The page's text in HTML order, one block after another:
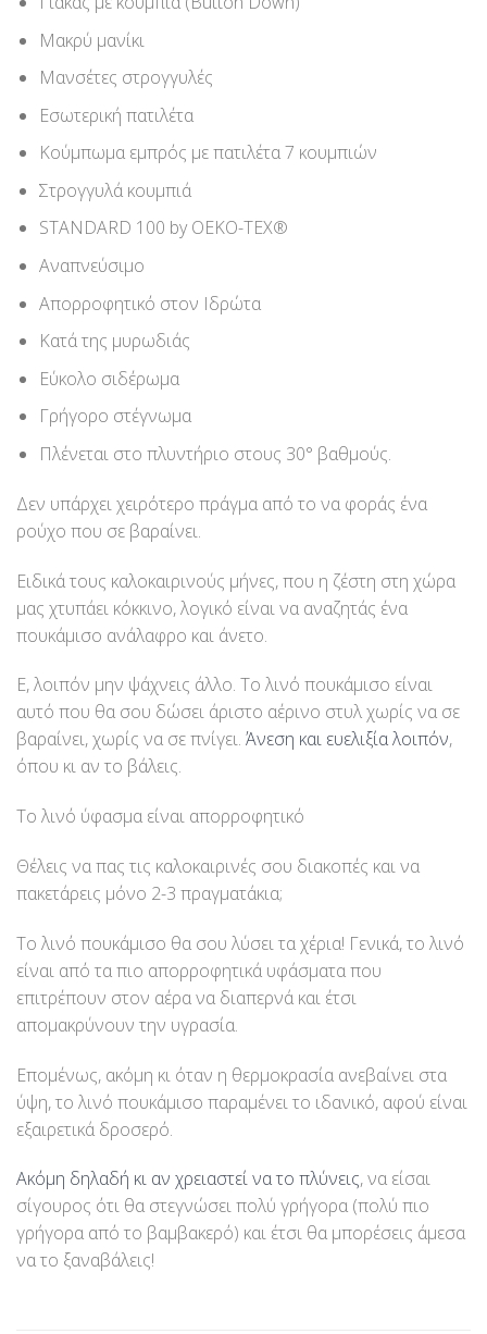
Μακρύ μανίκι
Μανσέτες στρογγυλές
Εσωτερική πατιλέτα
Κούμπωμα εμπρός με πατιλέτα 7 κουμπιών
Στρογγυλά κουμπιά
STANDARD 100 by OEKO-TEX®
Αναπνεύσιμο
Απορροφητικό στον Ιδρώτα
Κατά της μυρωδιάς
Εύκολο σιδέρωμα
Γρήγορο στέγνωμα
Πλένεται στο πλυντήριο στους 30° βαθμούς.
Δεν υπάρχει χειρότερο πράγμα από το να φοράς ένα
ρούχο που σε βαραίνει.
Ειδικά τους καλοκαιρινούς μήνες, που η ζέστη στη χώρα
μας χτυπάει κόκκινο, λογικό είναι να αναζητάς ένα
πουκάμισο ανάλαφρο και άνετο.
Ε, λοιπόν μην ψάχνεις άλλο. Το λινό πουκάμισο είναι
αυτό που θα σου δώσει άριστο αέρινο στυλ χωρίς να σε
βαραίνει, χωρίς να σε πνίγει. Άνεση και ευελιξία λοιπόν,
όπου κι αν το βάλεις.
Το λινό ύφασμα είναι απορροφητικό
Θέλεις να πας τις καλοκαιρινές σου διακοπές και να
πακετάρεις μόνο 2-3 πραγματάκια;
Το λινό πουκάμισο θα σου λύσει τα χέρια! Γενικά, το λινό
είναι από τα πιο απορροφητικά υφάσματα που
επιτρέπουν στον αέρα να διαπερνά και έτσι
απομακρύνουν την υγρασία.
Επομένως, ακόμη κι όταν η θερμοκρασία ανεβαίνει στα
ύψη, το λινό πουκάμισο παραμένει το ιδανικό, αφού είναι
εξαιρετικά δροσερό.
Ακόμη δηλαδή κι αν χρειαστεί να το πλύνεις, να είσαι
σίγουρος ότι θα στεγνώσει πολύ γρήγορα (πολύ πιο
γρήγορα από το βαμβακερό) και έτσι θα μπορέσεις άμεσα
να το ξαναβάλεις!